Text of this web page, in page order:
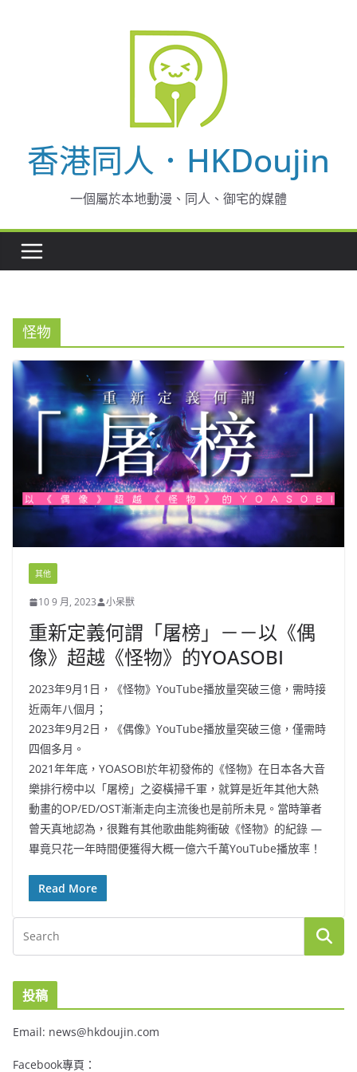
香港同人．HKDoujin
一個屬於本地動漫、同人、御宅的媒體
怪物
其他
10 9 月, 2023 小呆獸
重新定義何謂「屠榜」－－以《偶
像》超越《怪物》的YOASOBI
2023年9月1日，《怪物》YouTube播放量突破三億，需時接
近兩年八個月；
2023年9月2日，《偶像》YouTube播放量突破三億，僅需時
四個多月。
2021年年底，YOASOBI於年初發佈的《怪物》在日本各大音
樂排行榜中以「屠榜」之姿橫掃千軍，就算是近年其他大熱
動畫的OP/ED/OST漸漸走向主流後也是前所未見。當時筆者
曾天真地認為，很難有其他歌曲能夠衝破《怪物》的紀錄 —
畢竟只花一年時間便獲得大概一億六千萬YouTube播放率！
Read More
投稿
Email: news@hkdoujin.com
Facebook專頁：